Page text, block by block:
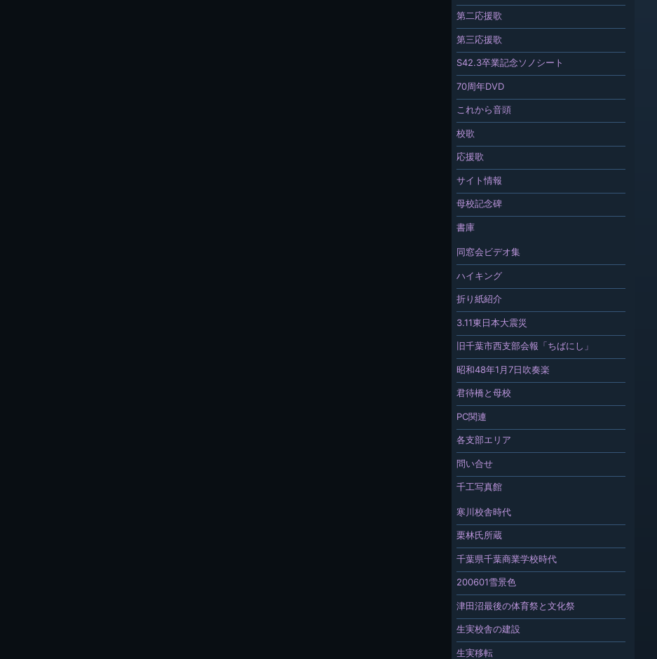
第二応援歌
第三応援歌
S42.3卒業記念ソノシート
70周年DVD
これから音頭
校歌
応援歌
サイト情報
母校記念碑
書庫
同窓会ビデオ集
ハイキング
折り紙紹介
3.11東日本大震災
旧千葉市西支部会報「ちばにし」
昭和48年1月7日吹奏楽
君待橋と母校
PC関連
各支部エリア
問い合せ
千工写真館
寒川校舎時代
栗林氏所蔵
千葉県千葉商業学校時代
200601雪景色
津田沼最後の体育祭と文化祭
生実校舎の建設
生実移転